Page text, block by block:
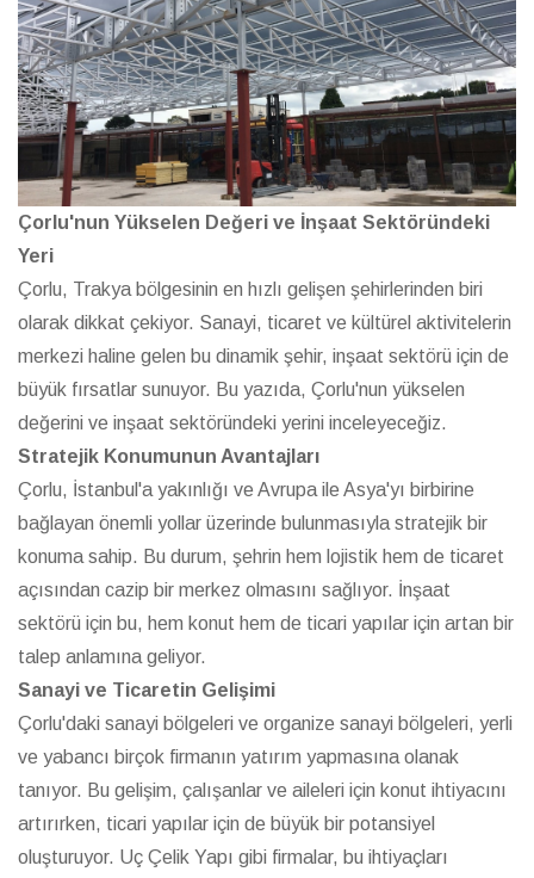
Çorlu'nun Yükselen Değeri ve İnşaat Sektöründeki
Yeri
Çorlu, Trakya bölgesinin en hızlı gelişen şehirlerinden biri
olarak dikkat çekiyor. Sanayi, ticaret ve kültürel aktivitelerin
merkezi haline gelen bu dinamik şehir, inşaat sektörü için de
büyük fırsatlar sunuyor. Bu yazıda, Çorlu'nun yükselen
değerini ve inşaat sektöründeki yerini inceleyeceğiz.
Stratejik Konumunun Avantajları
Çorlu, İstanbul'a yakınlığı ve Avrupa ile Asya'yı birbirine
bağlayan önemli yollar üzerinde bulunmasıyla stratejik bir
konuma sahip. Bu durum, şehrin hem lojistik hem de ticaret
açısından cazip bir merkez olmasını sağlıyor. İnşaat
sektörü için bu, hem konut hem de ticari yapılar için artan bir
talep anlamına geliyor.
Sanayi ve Ticaretin Gelişimi
Çorlu'daki sanayi bölgeleri ve organize sanayi bölgeleri, yerli
ve yabancı birçok firmanın yatırım yapmasına olanak
tanıyor. Bu gelişim, çalışanlar ve aileleri için konut ihtiyacını
artırırken, ticari yapılar için de büyük bir potansiyel
oluşturuyor. Uç Çelik Yapı gibi firmalar, bu ihtiyaçları